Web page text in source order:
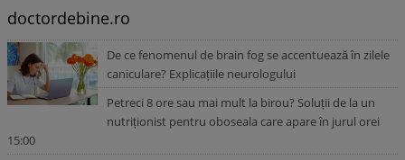
doctordebine.ro
De ce fenomenul de brain fog se accentuează în zilele
caniculare? Explicațiile neurologului
Petreci 8 ore sau mai mult la birou? Soluții de la un
nutriționist pentru oboseala care apare în jurul orei
15:00